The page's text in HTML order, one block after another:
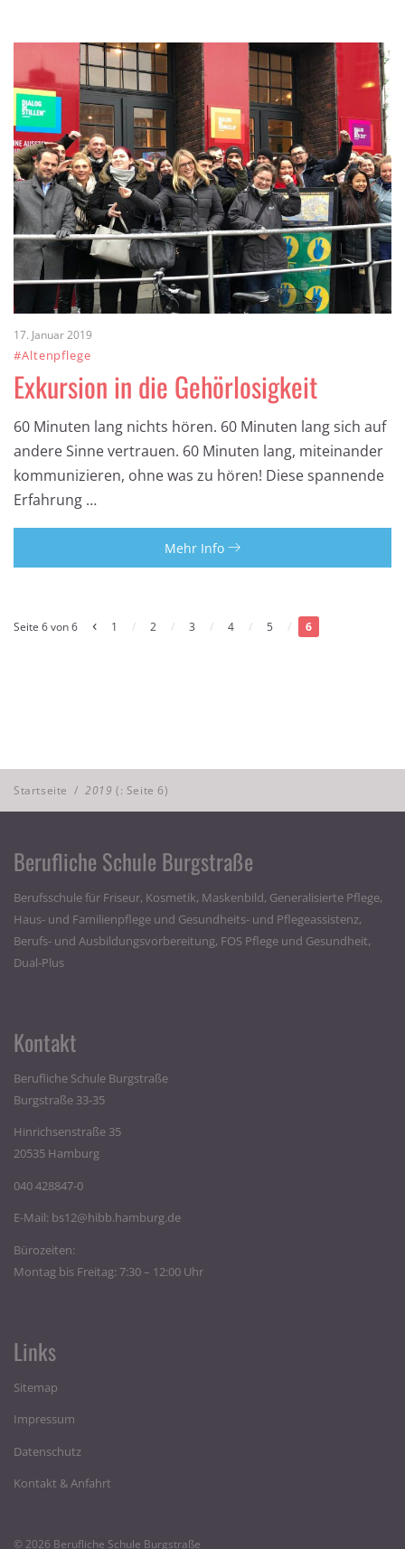
17. Januar 2019
#Altenpflege
Exkursion in die Gehörlosigkeit
60 Minuten lang nichts hören. 60 Minuten lang sich auf
andere Sinne vertrauen. 60 Minuten lang, miteinander
kommunizieren, ohne was zu hören! Diese spannende
Erfahrung …
Mehr Info
Seite 6 von 6 ‹ 1 / 2 / 3 / 4 / 5 / 6
Startseite / 2019 (: Seite 6)
Berufliche Schule Burgstraße
Berufsschule für Friseur, Kosmetik, Maskenbild, Generalisierte Pflege,
Haus- und Familienpflege und Gesundheits- und Pflegeassistenz,
Berufs- und Ausbildungsvorbereitung, FOS Pflege und Gesundheit,
Dual-Plus
Kontakt
Berufliche Schule Burgstraße
Burgstraße 33-35
Hinrichsenstraße 35
20535 Hamburg
040 428847-0
E-Mail: bs12@hibb.hamburg.de
Bürozeiten:
Montag bis Freitag: 7:30 – 12:00 Uhr
Links
Sitemap
Impressum
Datenschutz
Kontakt & Anfahrt
© 2026 Berufliche Schule Burgstraße